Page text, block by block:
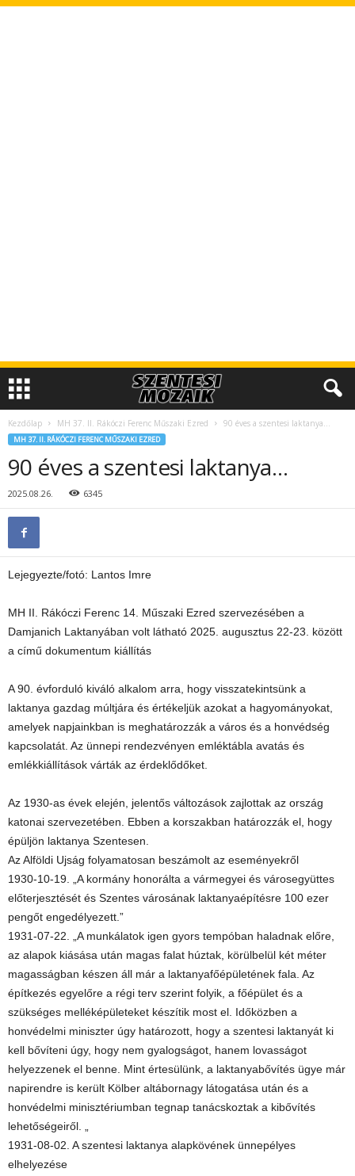
Kezdőlap MH 37. II. Rákóczi Ferenc Műszaki Ezred 90 éves a szentesi laktanya…
MH 37. II. RÁKÓCZI FERENC MŰSZAKI EZRED
90 éves a szentesi laktanya…
2025.08.26. 6345
Lejegyezte/fotó: Lantos Imre
MH II. Rákóczi Ferenc 14. Műszaki Ezred szervezésében a
Damjanich Laktanyában volt látható 2025. augusztus 22-23. között
a című dokumentum kiállítás
A 90. évforduló kiváló alkalom arra, hogy visszatekintsünk a
laktanya gazdag múltjára és értékeljük azokat a hagyományokat,
amelyek napjainkban is meghatározzák a város és a honvédség
kapcsolatát. Az ünnepi rendezvényen emléktábla avatás és
emlékkiállítások várták az érdeklődőket.
Az 1930-as évek elején, jelentős változások zajlottak az ország
katonai szervezetében. Ebben a korszakban határozzák el, hogy
épüljön laktanya Szentesen.
Az Alföldi Ujság folyamatosan beszámolt az eseményekről
1930-10-19. „A kormány honorálta a vármegyei és városegyüttes
előterjesztését és Szentes városának laktanyaépítésre 100 ezer
pengőt engedélyezett.”
1931-07-22. „A munkálatok igen gyors tempóban haladnak előre,
az alapok kiásása után magas falat húztak, körülbelül két méter
magasságban készen áll már a laktanyafőépületének fala. Az
építkezés egyelőre a régi terv szerint folyik, a főépület és a
szükséges melléképületeket készítik most el. Időközben a
honvédelmi miniszter úgy határozott, hogy a szentesi laktanyát ki
kell bővíteni úgy, hogy nem gyalogságot, hanem lovasságot
helyezzenek el benne. Mint értesülünk, a laktanyabővítés ügye már
napirendre is került Kölber altábornagy látogatása után és a
honvédelmi minisztériumban tegnap tanácskoztak a kibővítés
lehetőségeiről. „
1931-08-02. A szentesi laktanya alapkövének ünnepélyes
elhelyezése